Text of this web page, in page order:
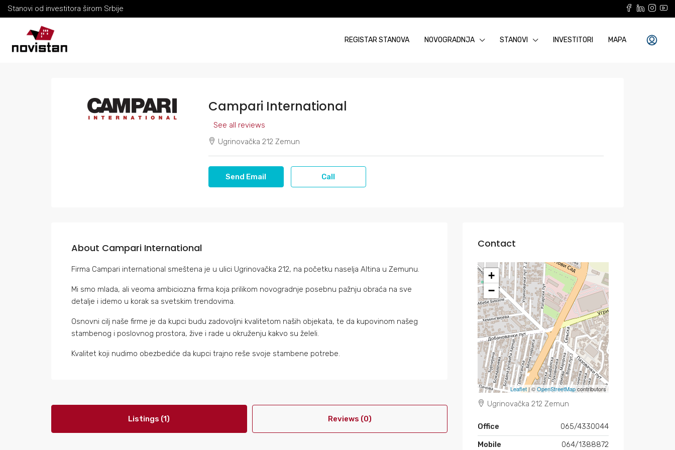
Stanovi od investitora širom Srbije
REGISTAR STANOVA NOVOGRADNJA STANOVI INVESTITORI MAPA
Campari International
See all reviews
Ugrinovačka 212 Zemun
Send Email Call
About Campari International
Firma Campari international smeštena je u ulici Ugrinovačka 212, na početku naselja Altina u Zemunu.
Mi smo mlada, ali veoma ambiciozna firma koja prilikom novogradnje posebnu pažnju obraća na sve
detalje i idemo u korak sa svetskim trendovima.
Osnovni cilj naše firme je da kupci budu zadovoljni kvalitetom naših objekata, te da kupovinom našeg
stambenog i poslovnog prostora, žive i rade u okruženju kakvo su želeli.
Kvalitet koji nudimo obezbediće da kupci trajno reše svoje stambene potrebe.
Listings (1) Reviews (0)
Contact
+
−
Leaflet | ©OpenStreetMapcontributors
Ugrinovačka 212 Zemun
Office
065/4330044
Mobile
064/1388872